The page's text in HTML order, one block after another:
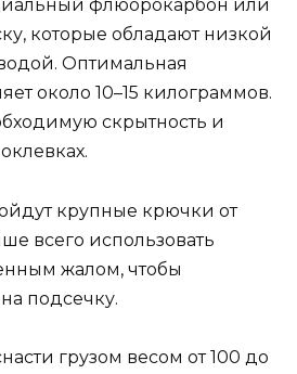
флюорокарбон или
которые обладают низкой
Оптимальная
около 10–15 килограммов.
скрытность и
крупные крючки от
всего использовать
жалом, чтобы
подсечку.
грузом весом от 100 до